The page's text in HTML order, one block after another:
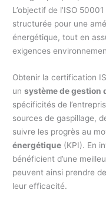
L’objectif de l’ISO
structurée pour une
énergétique, tout en
exigences
Obtenir la certification
unsystème de gestion
spécificités de
sources de gaspillage,
suivre les progrès au
énergétique (KPI). En
bénéficient d’une
peuvent ainsi prendre
leur efficacité.